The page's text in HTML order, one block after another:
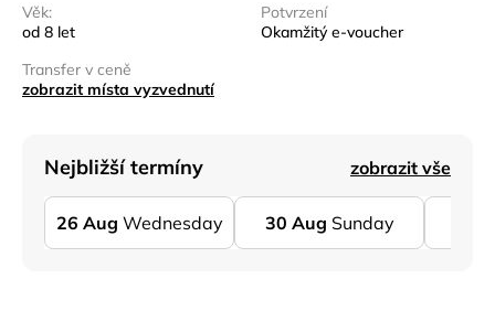
Věk:
od 8 let
Potvrzení
Okamžitý e-voucher
Transfer v ceně
zobrazit místa vyzvednutí
Nejbližší termíny zobrazit vše
26 Aug Wednesday 30 Aug Sunday